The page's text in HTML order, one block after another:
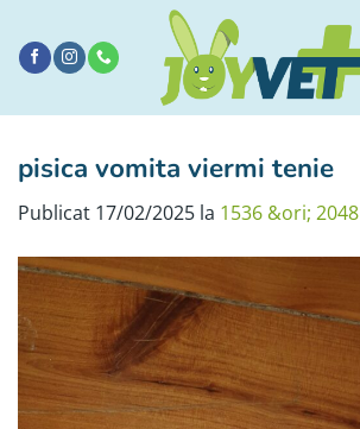
conținut
pisica vomita viermi tenie
Publicat 17/02/2025 la 1536 &ori; 2048